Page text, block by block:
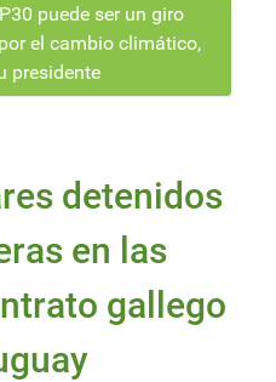
puede ser un giro
el cambio climático,
presidente
detenidos
en las
gallego